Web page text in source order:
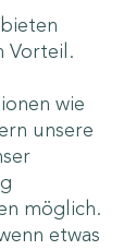
Vorteil.
wie
unsere
möglich.
etwas